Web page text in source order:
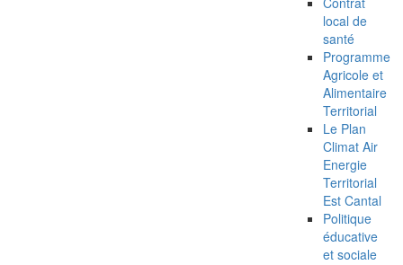
local de
santé
Programme
Agricole et
Alimentaire
Territorial
Le Plan
Climat Air
Energie
Territorial
Est Cantal
Politique
éducative
et sociale